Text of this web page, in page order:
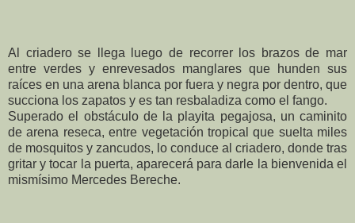
Al criadero se llega luego de recorrer los brazos de mar
entre verdes y enrevesados manglares que hunden sus
raíces en una arena blanca por fuera y negra por dentro, que
succiona los zapatos y es tan resbaladiza como el fango.
Superado el obstáculo de la playita pegajosa, un caminito
de arena reseca, entre vegetación tropical que suelta miles
de mosquitos y zancudos, lo conduce al criadero, donde tras
gritar y tocar la puerta, aparecerá para darle la bienvenida el
mismísimo Mercedes Bereche.